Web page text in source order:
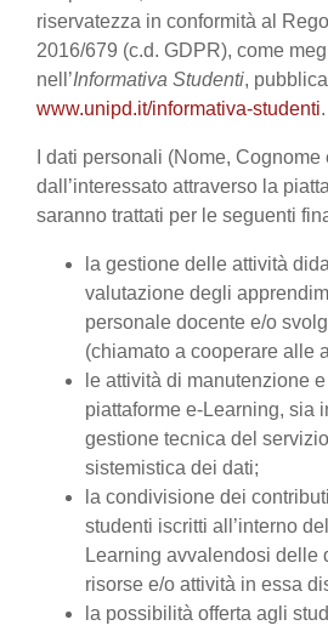
riservatezza in conformità al
2016/679 (c.d. GDPR), come
nell’Informativa Studenti,
www.unipd.it/informativa-studenti.
I dati personali (Nome,
dall’interessato attraverso la
saranno trattati per le seguenti
la gestione delle attività
valutazione degli
personale docente e/o
(chiamato a cooperare alle
le attività di manutenzione
piattaforme e-Learning, sia
gestione tecnica del
sistemistica dei dati;
la condivisione dei
studenti iscritti all’interno
Learning avvalendosi delle
risorse e/o attività in essa
la possibilità offerta agli